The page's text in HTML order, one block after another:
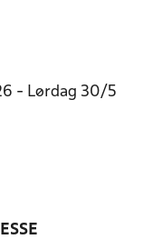
- Lørdag 30/5